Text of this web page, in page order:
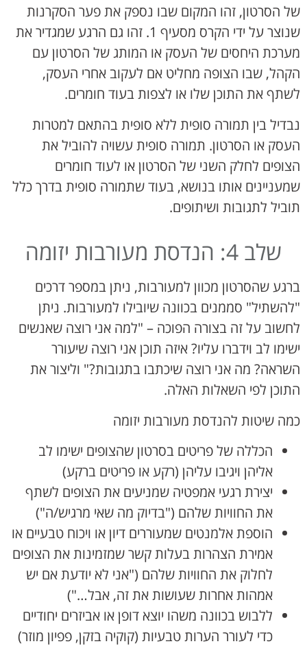
של הסרטון, זהו המקום שבו נספק את פער הסקרנות
שנוצר על ידי הקרס מסעיף 1. זהו גם הרגע שמגדיר את
מערכת היחסים של העסק או המותג של הסרטון עם
הקהל, שבו הצופה מחליט אם לעקוב אחרי העסק,
לשתף את התוכן שלו או לצפות בעוד חומרים.
נבדיל בין תמורה סופית ללא סופית בהתאם למטרות
העסק או הסרטון. תמורה סופית עשויה להוביל את
הצופים לחלק השני של הסרטון או לעוד חומרים
שמעניינים אותו בנושא, בעוד שתמורה סופית בדרך כלל
תוביל לתגובות ושיתופים.
שלב 4: הנדסת מעורבות יזומה
ברגע שהסרטון מכוון למעורבות, ניתן במספר דרכים
"להשתיל" סממנים בכוונה שיובילו למעורבות. ניתן
לחשוב על זה בצורה הפוכה – "למה אני רוצה שאנשים
ישימו לב וידברו עליו? איזה תוכן אני רוצה שיעורר
השראה? מה אני רוצה שיכתבו בתגובות?" וליצור את
התוכן לפי השאלות האלה.
כמה שיטות להנדסת מעורבות יזומה
הכללה של פריטים בסרטון שהצופים ישימו לב
אליהן ויגיבו עליהן (רקע או פריטים ברקע)
יצירת רגעי אמפטיה שמניעים את הצופים לשתף
את החוויות שלהם ("בדיוק מה שאי מרגיש/ה")
הוספת אלמנטים שמעוררים דיון או ויכוח טבעיים או
אמירת הצהרות בעלות קשר שמזמינות את הצופים
לחלוק את החוויות שלהם ("אני לא יודעת אם יש
אמהות אחרות שעושות את זה, אבל…")
ללבוש בכוונה משהו יוצא דופן או אביזרים יחודיים
כדי לעורר הערות טבעיות (קוקיה בזקן, פפיון מוזר)